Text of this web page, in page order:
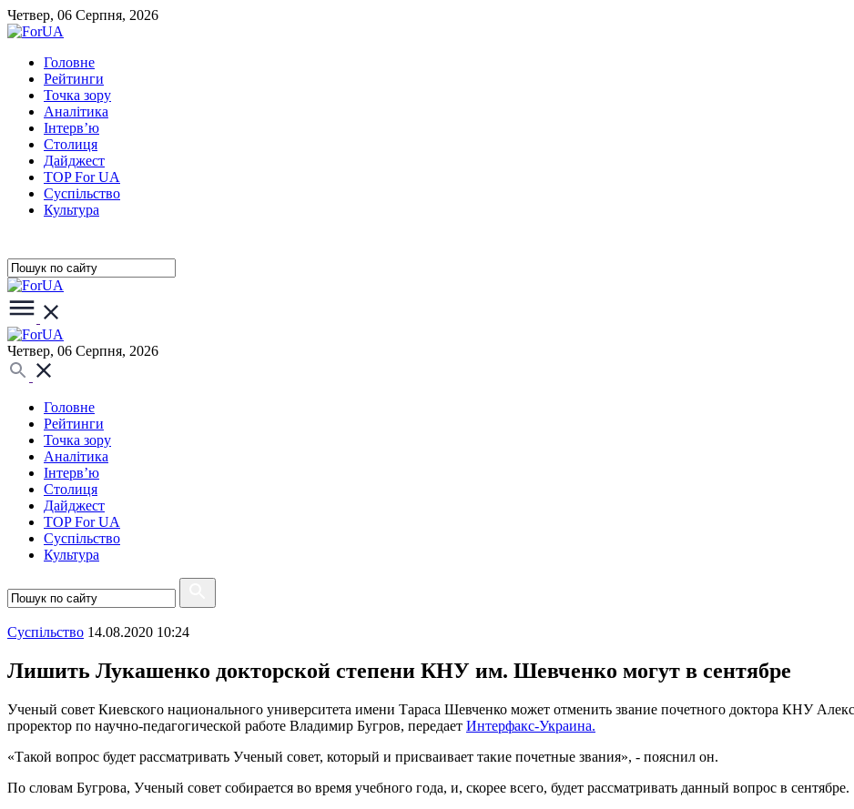
Четвер, 06 Серпня, 2026
Головне
Рейтинги
Точка зору
Аналітика
Інтерв’ю
Столиця
Дайджест
TOP For UA
Суспiльство
Культура
Четвер, 06 Серпня, 2026
Головне
Рейтинги
Точка зору
Аналітика
Інтерв’ю
Столиця
Дайджест
TOP For UA
Суспiльство
Культура
Суспiльство 14.08.2020 10:24
Лишить Лукашенко докторской степени КНУ им. Шевченко могут в сентябре
Ученый совет Киевского национального университета имени Тараса Шевченко может отменить звание почетного доктора КНУ
проректор по научно-педагогической работе Владимир Бугров, передает Интерфакс-Украина.
«Такой вопрос будет рассматривать Ученый совет, который и присваивает такие почетные звания», - пояснил он.
По словам Бугрова, Ученый совет собирается во время учебного года, и, скорее всего, будет рассматривать данный вопрос в сентябре.